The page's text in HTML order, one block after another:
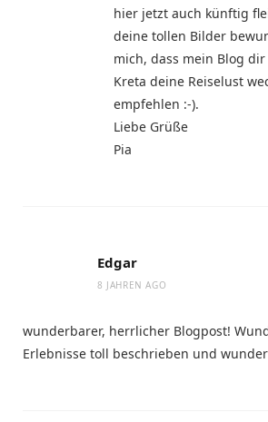
hier jetzt auch künftig
deine tollen Bilder
mich, dass mein Blog
Kreta deine Reiselust
empfehlen :-).
Liebe Grüße
Pia
Edgar
8 JAHREN AGO
wunderbarer, herrlicher Blogpost!
Erlebnisse toll beschrieben und